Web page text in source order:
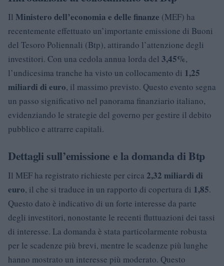
Il Ministero dell’economia e delle finanze (MEF) ha
recentemente effettuato un’importante emissione di Buoni
del Tesoro Poliennali (Btp), attirando l’attenzione degli
investitori. Con una cedola annua lorda del 3,45%,
l’undicesima tranche ha visto un collocamento di 1,25
miliardi di euro, il massimo previsto. Questo evento segna
un passo significativo nel panorama finanziario italiano,
evidenziando le strategie del governo per gestire il debito
pubblico e attrarre capitali.
Dettagli sull’emissione e la domanda di Btp
Il MEF ha registrato richieste per circa 2,32 miliardi di
euro, il che si traduce in un rapporto di copertura di 1,85.
Questo dato è indicativo di un forte interesse da parte
degli investitori, nonostante le recenti fluttuazioni dei tassi
di interesse. La domanda è stata particolarmente robusta
per le scadenze più brevi, mentre le scadenze più lunghe
hanno mostrato un interesse più moderato. Questo